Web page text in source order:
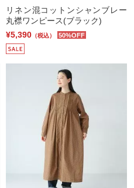
リネン混コットンシャンブレー
丸襟ワンピース(ブラック)
¥5,390 （税込） 50%OFF